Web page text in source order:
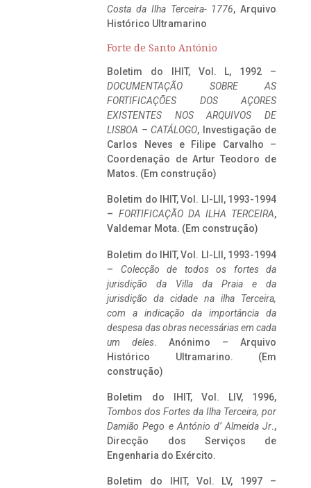
Costa da Ilha Terceira- 1776, Arquivo
Histórico Ultramarino
Forte de Santo António
Boletim do IHIT, Vol. L, 1992 –
DOCUMENTAÇÃO SOBRE AS
FORTIFICAÇÕES DOS AÇORES
EXISTENTES NOS ARQUIVOS DE
LISBOA – CATÁLOGO, Investigação de
Carlos Neves e Filipe Carvalho –
Coordenação de Artur Teodoro de
Matos. (Em construção)
Boletim do IHIT, Vol. LI-LII, 1993-1994
– FORTIFICAÇÃO DA ILHA TERCEIRA,
Valdemar Mota. (Em construção)
Boletim do IHIT, Vol. LI-LII, 1993-1994
– Colecção de todos os fortes da
jurisdição da Villa da Praia e da
jurisdição da cidade na ilha Terceira,
com a indicação da importância da
despesa das obras necessárias em cada
um deles. Anónimo – Arquivo
Histórico Ultramarino. (Em
construção)
Boletim do IHIT, Vol. LIV, 1996,
Tombos dos Fortes da Ilha Terceira, por
Damião Pego e António d’ Almeida Jr.,
Direcção dos Serviços de
Engenharia do Exército.
Boletim do IHIT, Vol. LV, 1997 –